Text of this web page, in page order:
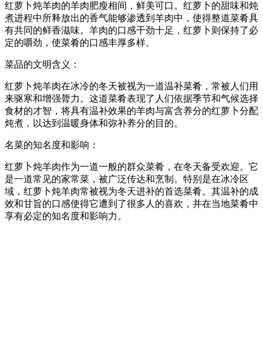
红萝卜炖羊肉的羊肉肥瘦相间，鲜美可口。红萝卜的甜味和炖
煮进程中所释放出的香气能够渗透到羊肉中，使得整道菜肴具
有共同的鲜香滋味。羊肉的口感干劲十足，红萝卜则保持了必
定的嚼劲，使菜肴的口感丰厚多样。
菜品的文明含义：
红萝卜炖羊肉在冰冷的冬天被视为一道温补菜肴，常被人们用
来驱寒和增强膂力。这道菜肴表现了人们依据季节和气候选择
食材的才智，将具有温补效果的羊肉与富含养分的红萝卜分配
炖煮，以达到温暖身体和弥补养分的目的。
名菜的知名度和影响：
红萝卜炖羊肉作为一道一般的群众菜肴，在冬天备受欢迎。它
是一道常见的家常菜，被广泛传达和烹制。特别是在冰冷区
域，红萝卜炖羊肉常被视为冬天进补的首选菜肴。其温补的成
效和甘旨的口感使得它遭到了很多人的喜欢，并在当地菜肴中
享有必定的知名度和影响力。